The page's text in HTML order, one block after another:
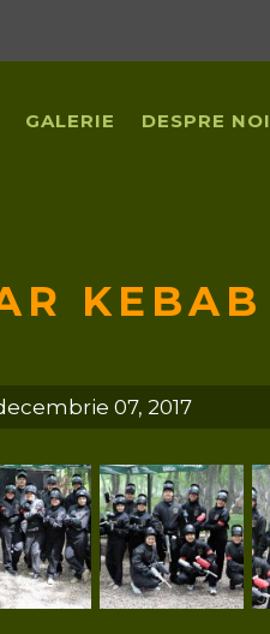
GALERIE DESPRE NOI
KEBAB
07, 2017